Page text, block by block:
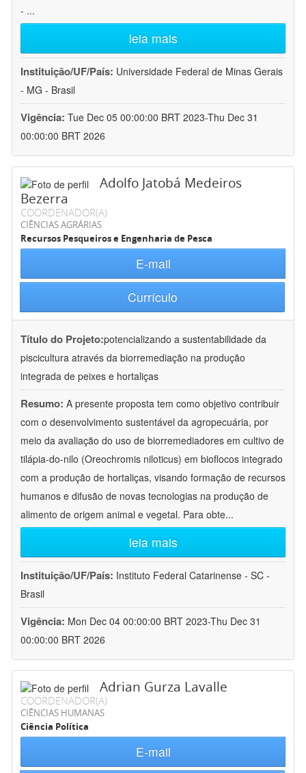
- ...
leia mais
Instituição/UF/País: Universidade Federal de Minas Gerais
- MG - Brasil
Vigência: Tue Dec 05 00:00:00 BRT 2023-Thu Dec 31
00:00:00 BRT 2026
Adolfo Jatobá Medeiros
Bezerra
COORDENADOR(A)
CIÊNCIAS AGRÁRIAS
Recursos Pesqueiros e Engenharia de Pesca
E-mail
Currículo
Título do Projeto:potencializando a sustentabilidade da
piscicultura através da biorremediação na produção
integrada de peixes e hortaliças
Resumo: A presente proposta tem como objetivo contribuir
com o desenvolvimento sustentável da agropecuária, por
meio da avaliação do uso de biorremediadores em cultivo de
tilápia-do-nilo (Oreochromis niloticus) em bioflocos integrado
com a produção de hortaliças, visando formação de recursos
humanos e difusão de novas tecnologias na produção de
alimento de origem animal e vegetal. Para obte...
leia mais
Instituição/UF/País: Instituto Federal Catarinense - SC -
Brasil
Vigência: Mon Dec 04 00:00:00 BRT 2023-Thu Dec 31
00:00:00 BRT 2026
Adrian Gurza Lavalle
COORDENADOR(A)
CIÊNCIAS HUMANAS
Ciência Política
E-mail